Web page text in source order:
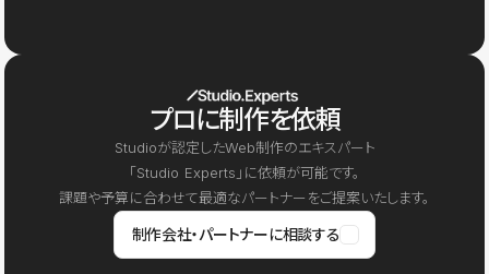
プロに制作を依頼
Studioが認定したWeb制作のエキスパート
「Studio Experts」に依頼が可能です。
課題や予算に合わせて最適なパートナーをご提案いたします。
制作会社・パートナーに相談する